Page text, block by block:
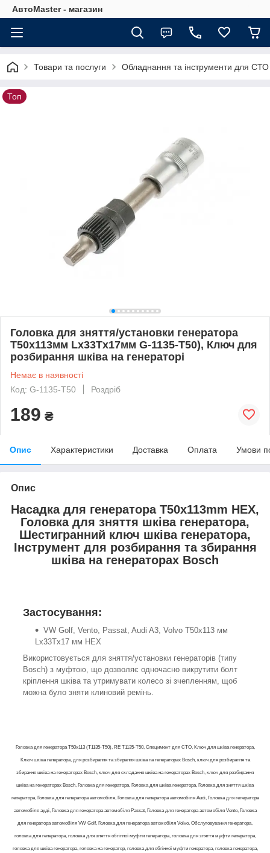
АвтоMaster - магазин
Товари та послуги Обладнання та інструменти для СТО
Топ
Головка для зняття/установки генератора
T50x113мм Lx33Tx17мм G-1135-T50), Ключ для
розбирання шківа на генераторі
Немає в наявності
Код: G-1135-T50
Роздріб
189 ₴
Опис Характеристики Доставка Оплата Умови
Опис
Насадка для генератора T50x113mm HEX,
Головка для зняття шківа генератора,
Шестигранний ключ шківа генератора,
Інструмент для розбирання та збирання
шківа на генераторах Bosch
Застосування:
VW Golf, Vento, Passat, Audi A3, Volvo T50x113 мм
Lx33Tx17 мм HEX
Використовується для зняття/установки генераторів (типу
Bosch) з муфтою, що дозволяє одночасно викрутити болт
кріплення шківа та утримувати колесо зі зчепленням, щоб
можна було зняти клиновий ремінь.
Головка для генератора T50x113 (T1135-T50), RE T1135-T50, Специмент для СТО, Ключ для шківа генератора,
Ключ шківа генератора, для розбирання та збирання шківа на генераторах Bosch, ключ для розбирання та
збирання шківа на генераторах Bosch, ключ для складання шківа на генераторах Bosch, ключ для розбирання
шківа на генераторах Bosch, Головка для генератора, Головка для шківа генератора, Головка для зняття шківа
генератора, Головка для генератора автомобіля, Головка для генератора автомобіля Audi, Головка для генератора
автомобіля ауді, Головка для генератора автомобіля Passat, Головка для генератора автомобіля Vento, Головка
для генератора автомобіля VW Golf, Головка для генератора автомобіля Volvo, Обслуговування генератора,
головка для генератора, головка для зняття обгінної муфти генератора, головка для зняття муфти генератора,
головка для шківа генератора, головка на генератор, головка для обгінної муфти генератора, головка генератора,